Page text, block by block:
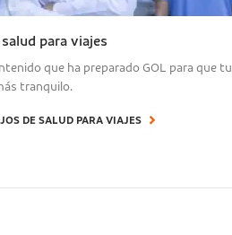
para viajes
que ha preparado GOL para que tu
tranquilo.
DE SALUD PARA VIAJES